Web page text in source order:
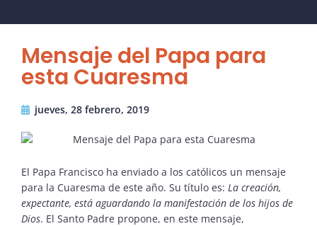
Mensaje del Papa para
esta Cuaresma
jueves, 28 febrero, 2019
El Papa Francisco ha enviado a los católicos un mensaje
para la Cuaresma de este año. Su título es: La creación,
expectante, está aguardando la manifestación de los hijos de
Dios. El Santo Padre propone, en este mensaje,